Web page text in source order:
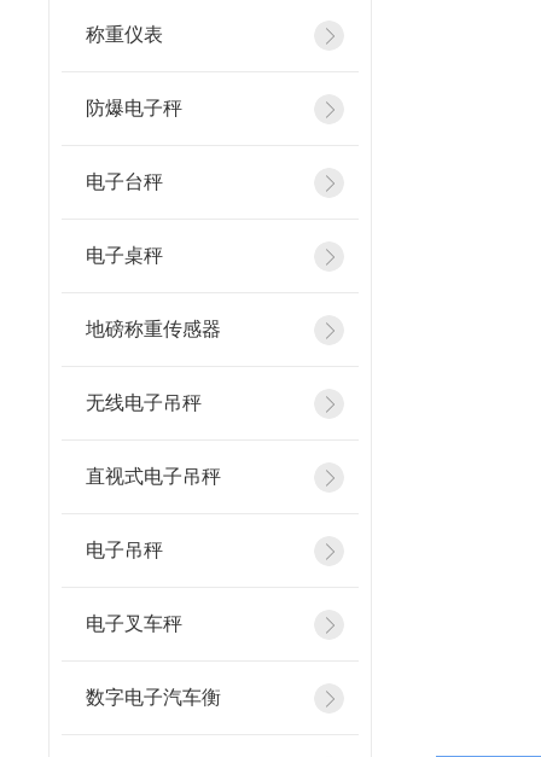
称重仪表
防爆电子秤
电子台秤
电子桌秤
地磅称重传感器
无线电子吊秤
直视式电子吊秤
电子吊秤
电子叉车秤
数字电子汽车衡